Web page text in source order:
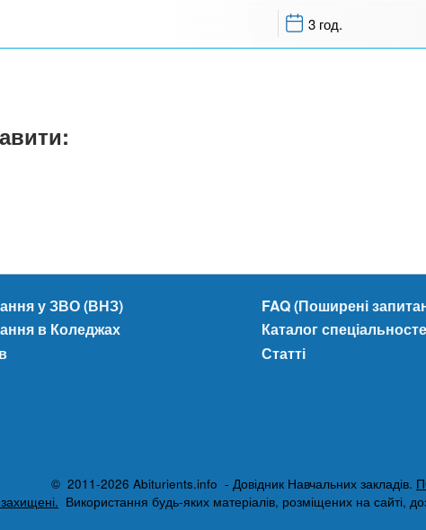
3 год.
у ЗВО (ВНЗ)
в Коледжах
FAQ (Поширені
Каталог
Статті
© 2011-2026 Abiturients.info - Довідник Навчальних закладів.
Використання будь-яких матеріалів, розміщених на сайті,